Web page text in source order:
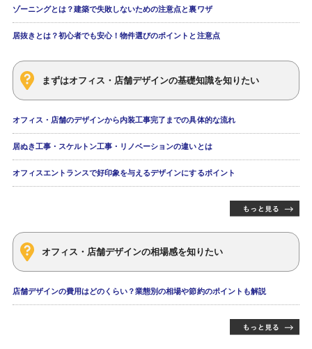
ゾーニングとは？建築で失敗しないための注意点と裏ワザ
居抜きとは？初心者でも安心！物件選びのポイントと注意点
まずはオフィス・店舗デザインの基礎知識を知りたい
オフィス・店舗のデザインから内装工事完了までの具体的な流れ
居ぬき工事・スケルトン工事・リノベーションの違いとは
オフィスエントランスで好印象を与えるデザインにするポイント
オフィス・店舗デザインの相場感を知りたい
店舗デザインの費用はどのくらい？業態別の相場や節約のポイントも解説